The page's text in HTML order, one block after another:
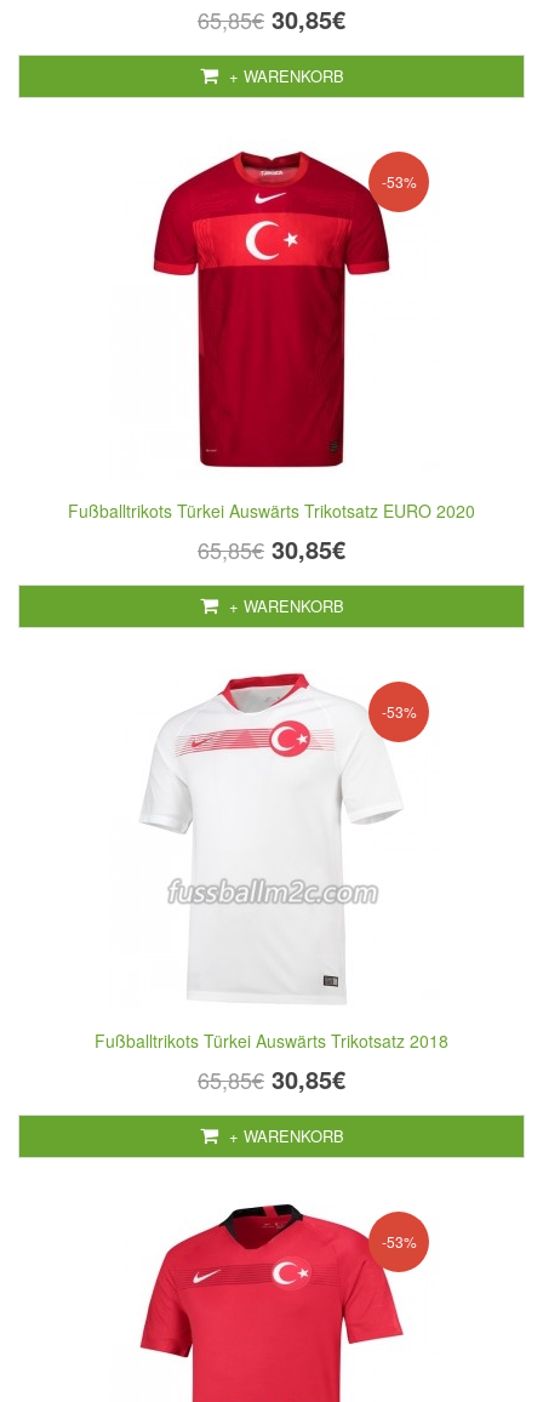
65,85€ 30,85€
+ WARENKORB
-53%
Fußballtrikots Türkei Auswärts Trikotsatz EURO 2020
65,85€ 30,85€
+ WARENKORB
-53%
Fußballtrikots Türkei Auswärts Trikotsatz 2018
65,85€ 30,85€
+ WARENKORB
-53%